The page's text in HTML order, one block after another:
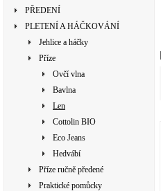
PŘEDENÍ
PLETENÍ A HÁČKOVÁNÍ
Jehlice a háčky
Příze
Ovčí vlna
Bavlna
Len
Cottolin BIO
Eco Jeans
Hedvábí
Příze ručně předené
Praktické pomůcky